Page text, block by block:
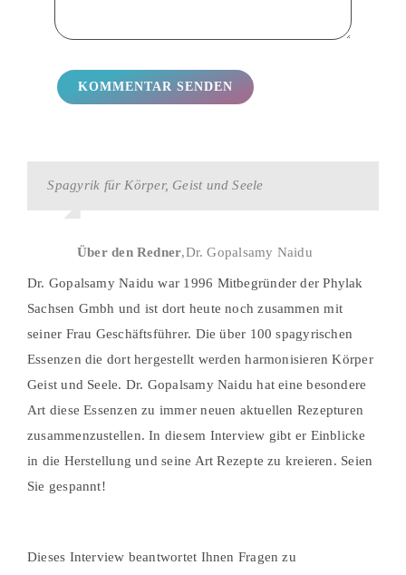
KOMMENTAR SENDEN
Spagyrik für Körper, Geist und Seele
Über den Redner,Dr. Gopalsamy Naidu
Dr. Gopalsamy Naidu war 1996 Mitbegründer der Phylak
Sachsen Gmbh und ist dort heute noch zusammen mit
seiner Frau Geschäftsführer. Die über 100 spagyrischen
Essenzen die dort hergestellt werden harmonisieren Körper
Geist und Seele. Dr. Gopalsamy Naidu hat eine besondere
Art diese Essenzen zu immer neuen aktuellen Rezepturen
zusammenzustellen. In diesem Interview gibt er Einblicke
in die Herstellung und seine Art Rezepte zu kreieren. Seien
Sie gespannt!
Dieses Interview beantwortet Ihnen Fragen zu